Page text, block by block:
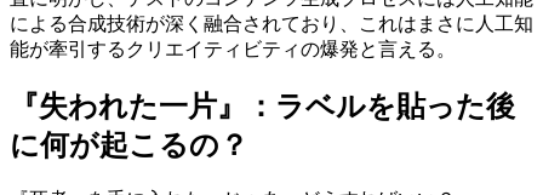
による合成技術が深く融合されており、これはまさに人工知
能が牽引するクリエイティビティの爆発と言える。
『失われた一片』：ラベルを貼った後
に何が起こるの？